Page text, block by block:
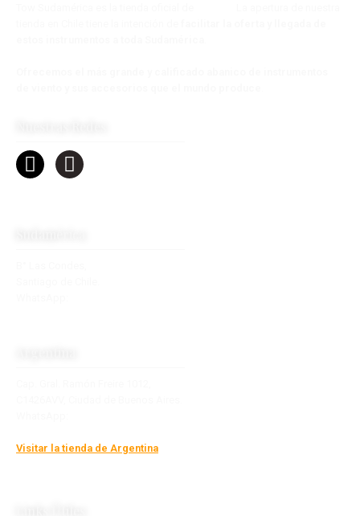
Visitar la tienda de Argentina